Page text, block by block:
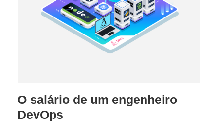
O salário de um engenheiro
DevOps